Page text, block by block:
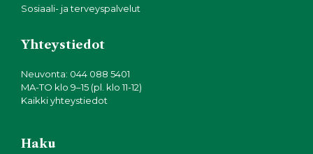
Sosiaali- ja terveyspalvelut
Yhteystiedot
Neuvonta: 044 088 5401
MA-TO klo 9–15 (pl. klo 11-12)
Kaikki yhteystiedot
Haku